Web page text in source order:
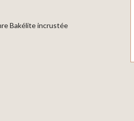
Bakélite incrustée